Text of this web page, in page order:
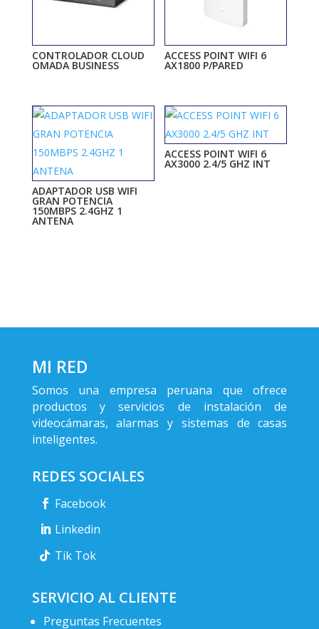
CONTROLADOR CLOUD
OMADA BUSINESS
ACCESS POINT WIFI 6
AX1800 P/PARED
ADAPTADOR USB WIFI
GRAN POTENCIA
150MBPS 2.4GHZ 1
ANTENA
ACCESS POINT WIFI 6
AX3000 2.4/5 GHZ INT
MI RED
Somos una empresa peruana que ofrece
productos y servicios de instalación de
videocámaras, alarmas y sistemas de casas
inteligentes.
REDES SOCIALES
Facebook
Linkedin
Tik Tok
SERVICIO AL CLIENTE
Preguntas Frecuentes